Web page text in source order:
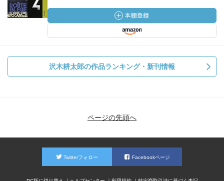
沢木耕太郎の作品ランキング・新刊情報
ページの先頭へ
Twitterフォロー Facebookページ